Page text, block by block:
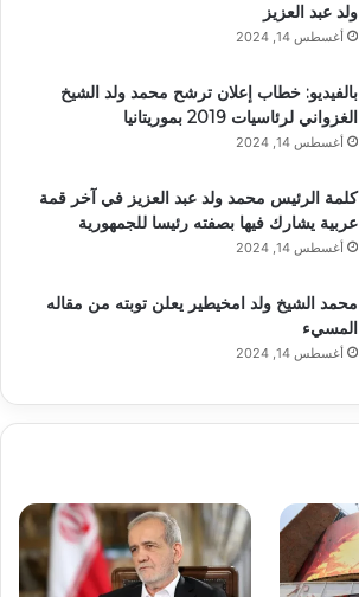
ولد عبد العزيز
أغسطس 14, 2024
بالفيديو: خطاب إعلان ترشح محمد ولد الشيخ
الغزواني لرئاسيات 2019 بموريتانيا
أغسطس 14, 2024
كلمة الرئيس محمد ولد عبد العزيز في آخر قمة
عربية يشارك فيها بصفته رئيسا للجمهورية
أغسطس 14, 2024
محمد الشيخ ولد امخيطير يعلن توبته من مقاله
المسيء
أغسطس 14, 2024